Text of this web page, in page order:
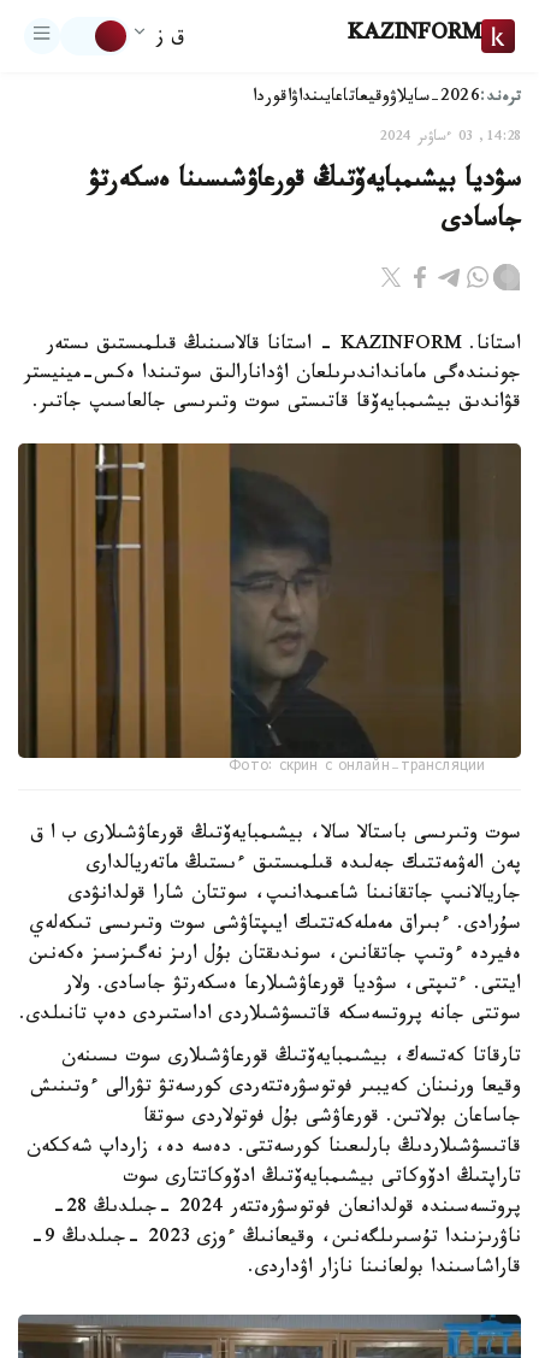
KAZINFORM ق ز
ترەند:2026-سايلاۋ وقيعاتاعايىنداۋاقوردا
14:28, 03 ءساۋىر 2024
سۋديا بيشىمبايەۆتىڭ قورعاۋشىسىنا ەسكەرتۋ
جاسادى
استانا. KAZINFORM - استانا قالاسىنىڭ قىلمىستىق ىستەر
جونىندەگى مامانداندىرىلعان اۋدانارالىق سوتىندا ەكس-مينيستر
قۋاندىق بيشىمبايەۆقا قاتىستى سوت وتىرىسى جالعاسىپ جاتىر.
Фото: скрин с онлайн-трансляции
سوت وتىرىسى باستالا سالا، بيشىمبايەۆتىڭ قورعاۋشىلارى ب ا ق
پەن الەۋمەتتىك جەلىدە قىلمىستىق ءىستىڭ ماتەريالدارى
جاريالانىپ جاتقانىنا شاعىمدانىپ، سوتتان شارا قولدانۋدى
سۇرادى. ءبىراق مەملەكەتتىك ايىپتاۋشى سوت وتىرىسى تىكەلەي
ەفيردە ءوتىپ جاتقانىن، سوندىقتان بۇل ارىز نەگىزسىز ەكەنىن
ايتتى. ءتىپتى، سۋديا قورعاۋشىلارعا ەسكەرتۋ جاسادى. ولار
سوتتى جانە پروتسەسكە قاتىسۋشىلاردى اداستىردى دەپ تانىلدى.
تارقاتا كەتسەك، بيشىمبايەۆتىڭ قورعاۋشىلارى سوت ىسىنەن
وقيعا ورنىنان كەيبىر فوتوسۋرەتتەردى كورسەتۋ تۋرالى ءوتىنىش
جاساعان بولاتىن. قورعاۋشى بۇل فوتولاردى سوتقا
قاتىسۋشىلاردىڭ بارلىعىنا كورسەتتى. دەسە دە، زارداپ شەككەن
تاراپتىڭ ادۆوكاتى بيشىمبايەۆتىڭ ادۆوكاتتارى سوت
پروتسەسىندە قولدانعان فوتوسۋرەتتەر 2024 -جىلدىڭ 28-
ناۋرىزىندا تۇسىرىلگەنىن، وقيعانىڭ ءوزى 2023 -جىلدىڭ 9-
قاراشاسىندا بولعانىنا نازار اۋداردى.